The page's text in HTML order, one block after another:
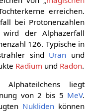
erreichen.
bei Protonenzahlen
der Alphazerfall
126. Typische in
sind Uran und
Radium und Radon.
liegt
von 2 bis 5 MeV.
Nuklidenkönnen